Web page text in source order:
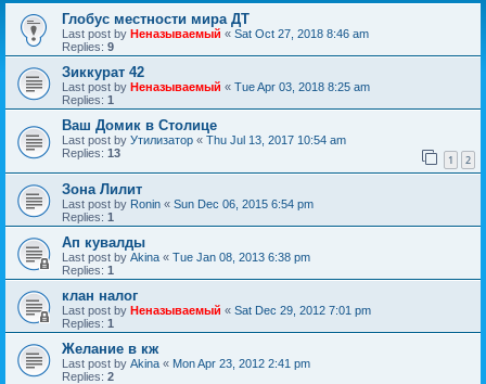
Глобус местности мира ДТ
Last post by Неназываемый « Sat Oct 27, 2018 8:46 am
Replies: 9
Зиккурат 42
Last post by Неназываемый « Tue Apr 03, 2018 8:25 am
Replies: 1
Ваш Домик в Столице
Last post by Утилизатор « Thu Jul 13, 2017 10:54 am
Replies: 13 1 2
Зона Лилит
Last post by Ronin « Sun Dec 06, 2015 6:54 pm
Replies: 1
Ап кувалды
Last post by Akina « Tue Jan 08, 2013 6:38 pm
Replies: 1
клан налог
Last post by Неназываемый « Sat Dec 29, 2012 7:01 pm
Replies: 1
Желание в кж
Last post by Akina « Mon Apr 23, 2012 2:41 pm
Replies: 2